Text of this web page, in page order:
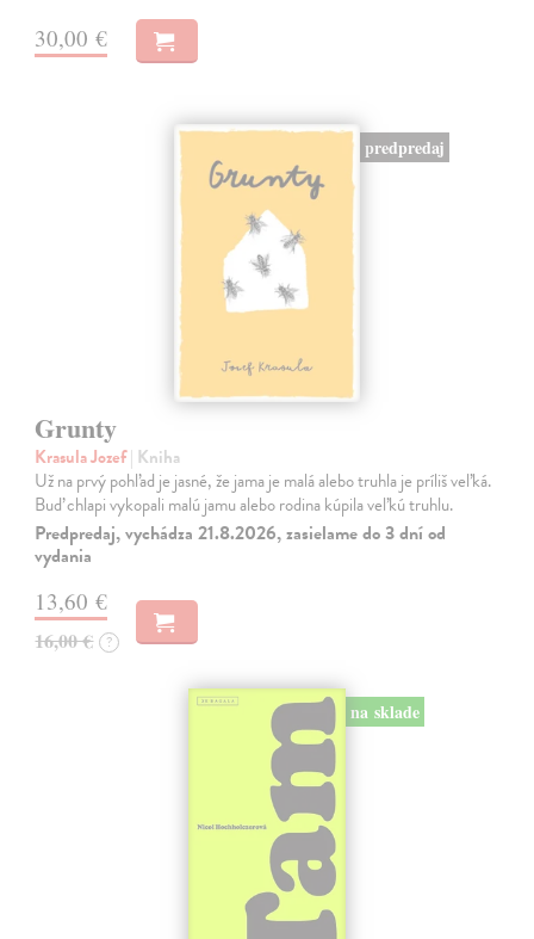
30,00 €
predpredaj
Grunty
Krasula Jozef| Kniha
Už na prvý pohľad je jasné, že jama je malá alebo truhla je príliš veľká.
Buď chlapi vykopali malú jamu alebo rodina kúpila veľkú truhlu.
Predpredaj, vychádza 21.8.2026, zasielame do 3 dní od
vydania
13,60 €
16,00 € ?
na sklade